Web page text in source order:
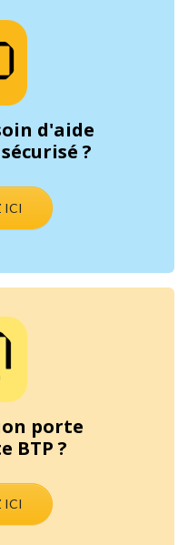
d'aide
?
ICI
porte
BTP ?
ICI